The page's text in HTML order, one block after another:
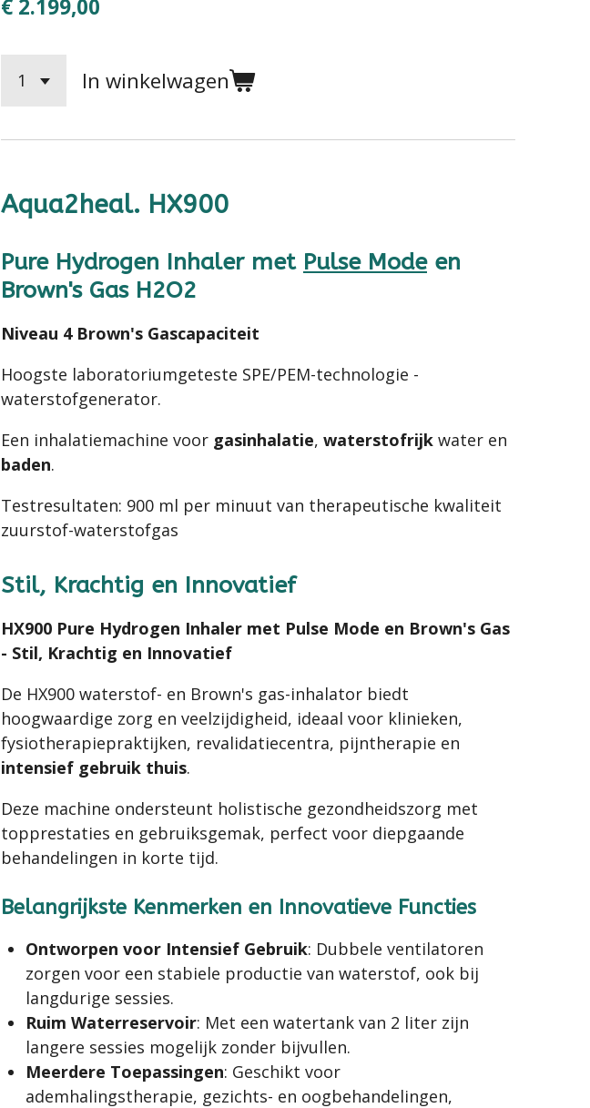
€ 2.199,00
In winkelwagen
Aqua2heal. HX900
Pure Hydrogen Inhaler met Pulse Modeen
Brown's Gas H2O2
Niveau 4 Brown's Gascapaciteit
Hoogste laboratoriumgeteste SPE/PEM-technologie -
waterstofgenerator.
Een inhalatiemachine voor gasinhalatie, waterstofrijk water en
baden.
Testresultaten: 900 ml per minuut van therapeutische kwaliteit
zuurstof-waterstofgas
Stil, Krachtig en Innovatief
HX900 Pure Hydrogen Inhaler met Pulse Mode en Brown's Gas
- Stil, Krachtig en Innovatief
De HX900 waterstof- en Brown's gas-inhalator biedt
hoogwaardige zorg en veelzijdigheid, ideaal voor klinieken,
fysiotherapiepraktijken, revalidatiecentra, pijntherapie en
intensief gebruik thuis.
Deze machine ondersteunt holistische gezondheidszorg met
topprestaties en gebruiksgemak, perfect voor diepgaande
behandelingen in korte tijd.
Belangrijkste Kenmerken en Innovatieve Functies
Ontworpen voor Intensief Gebruik: Dubbele ventilatoren
zorgen voor een stabiele productie van waterstof, ook bij
langdurige sessies.
Ruim Waterreservoir: Met een watertank van 2 liter zijn
langere sessies mogelijk zonder bijvullen.
Meerdere Toepassingen: Geschikt voor
ademhalingstherapie, gezichts- en oogbehandelingen,